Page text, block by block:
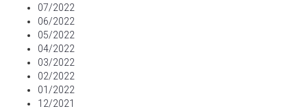
07/2022
06/2022
05/2022
04/2022
03/2022
02/2022
01/2022
12/2021